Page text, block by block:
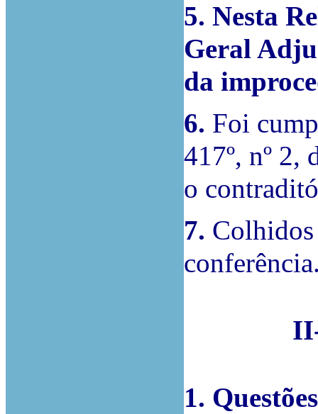
5. Nesta
Geral
da
6. Foi
417º, nº 2,
o
7.
1.